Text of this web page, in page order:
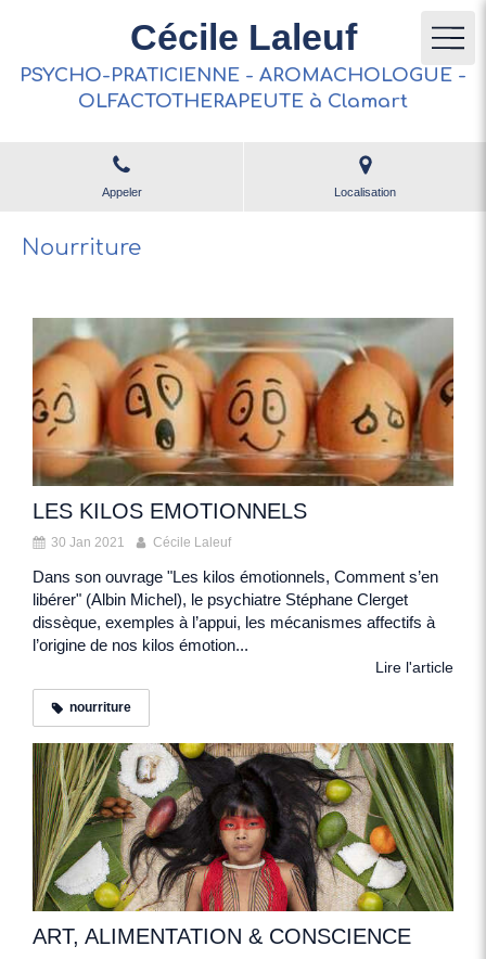
Cécile Laleuf
PSYCHO-PRATICIENNE - AROMACHOLOGUE -
OLFACTOTHERAPEUTE à Clamart
Appeler Localisation
Nourriture
LES KILOS EMOTIONNELS
30 Jan 2021 Cécile Laleuf
Dans son ouvrage "Les kilos émotionnels, Comment s’en
libérer" (Albin Michel), le psychiatre Stéphane Clerget
dissèque, exemples à l’appui, les mécanismes affectifs à
l’origine de nos kilos émotion...
Lire l'article
nourriture
ART, ALIMENTATION & CONSCIENCE